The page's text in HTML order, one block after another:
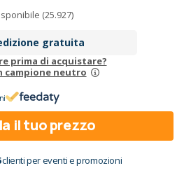
(25.927)
gratuita
prima di acquistare?
campione neutro
il tuo prezzo
clienti per eventi e promozioni